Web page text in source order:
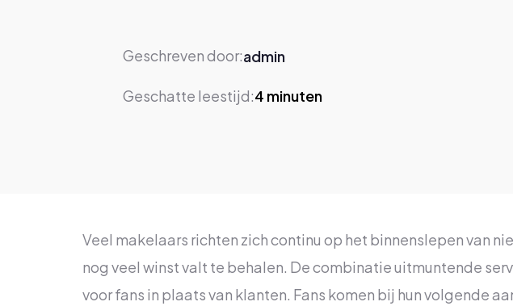
Geschreven door:admin
Geschatte leestijd:4 minuten
Veel makelaars richten zich continu op het binnenslepen van
nog veel winst valt te behalen. De combinatie uitmuntende
voor fans in plaats van klanten. Fans komen bij hun volgende